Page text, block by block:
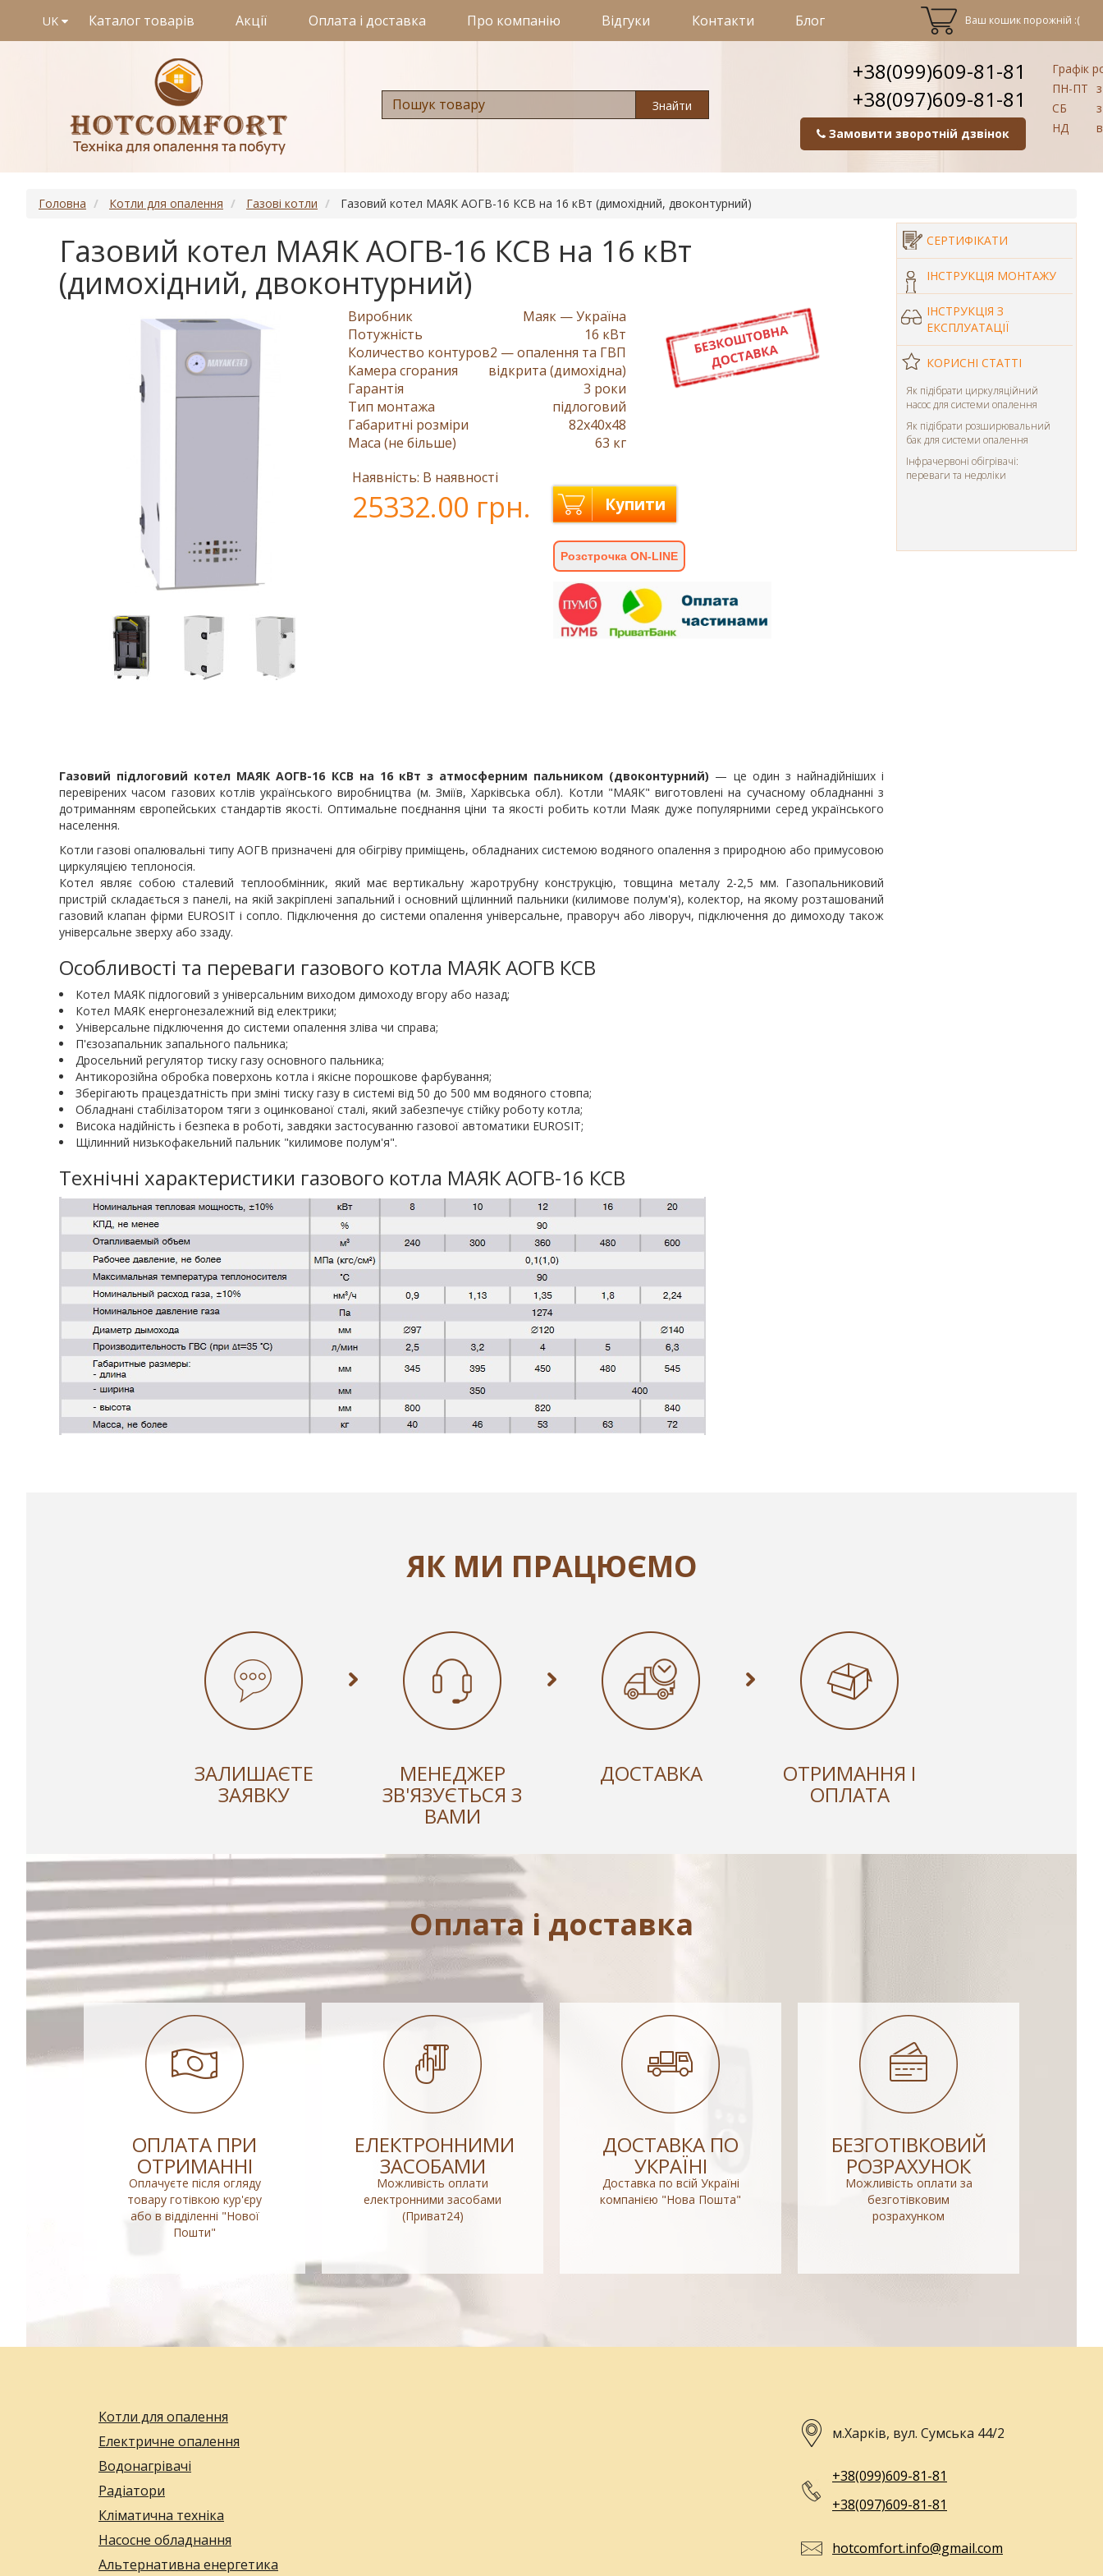
UK Каталог товарів Акції Оплата і доставка Про компанію Відгуки Контакти Блог Ваш кошик порожній :(
Знайти
+38(099)609-81-81
+38(097)609-81-81
Замовити зворотній дзвінок
Графік
ПН-ПТ
СБ
НД
Головна Котли для опалення Газові котли Газовий котел МАЯК АОГВ-16 КСВ на 16 кВт (димохідний, двоконтурний)
Газовий котел МАЯК АОГВ-16 КСВ на 16 кВт
(димохідний, двоконтурний)
Виробник
Маяк — Україна
Потужність
16 кВт
Количество контуров2 — опалення та ГВП
Камера сгорания
відкрита (димохідна)
Гарантія
3 роки
Тип монтажа
підлоговий
Габаритні розміри
82x40x48
Маса (не більше)
63 кг
Наявність: В наявності
25332.00 грн. Купити
Розстрочка ON-LINE
СЕРТИФІКАТИ
ІНСТРУКЦІЯ МОНТАЖУ
ІНСТРУКЦІЯ З
ЕКСПЛУАТАЦІЇ
КОРИСНІ СТАТТІ
Як підібрати циркуляційний
насос для системи опалення
Як підібрати розширювальний
бак для системи опалення
Інфрачервоні обігрівачі:
переваги та недоліки
Газовий підлоговий котел МАЯК АОГВ-16 КСВ на 16 кВт з атмосферним пальником (двоконтурний) — це один з найнадійніших і
перевірених часом газових котлів українського виробництва (м. Зміїв, Харківська обл). Котли "МАЯК" виготовлені на сучасному обладнанні з
дотриманням європейських стандартів якості. Оптимальне поєднання ціни та якості робить котли Маяк дуже популярними серед українського
населення.
Котли газові опалювальні типу АОГВ призначені для обігріву приміщень, обладнаних системою водяного опалення з природною або примусовою
циркуляцією теплоносія.
Котел являє собою сталевий теплообмінник, який має вертикальну жаротрубну конструкцію, товщина металу 2-2,5 мм. Газопальниковий
пристрій складається з панелі, на якій закріплені запальний і основний щілинний пальники (килимове полум'я), колектор, на якому розташований
газовий клапан фірми EUROSIT і сопло. Підключення до системи опалення універсальне, праворуч або ліворуч, підключення до димоходу також
універсальне зверху або ззаду.
Особливості та переваги газового котла МАЯК АОГВ КСВ
Котел МАЯК підлоговий з універсальним виходом димоходу вгору або назад;
Котел МАЯК енергонезалежний від електрики;
Універсальне підключення до системи опалення зліва чи справа;
П'єзозапальник запального пальника;
Дросельний регулятор тиску газу основного пальника;
Антикорозійна обробка поверхонь котла і якісне порошкове фарбування;
Зберігають працездатність при зміні тиску газу в системі від 50 до 500 мм водяного стовпа;
Обладнані стабілізатором тяги з оцинкованої сталі, який забезпечує стійку роботу котла;
Висока надійність і безпека в роботі, завдяки застосуванню газової автоматики EUROSIT;
Щілинний низькофакельний пальник "килимове полум'я".
Технічні характеристики газового котла МАЯК АОГВ-16 КСВ
ЯК МИ ПРАЦЮЄМО
ЗАЛИШАЄТЕ
ЗАЯВКУ
МЕНЕДЖЕР
ЗВ'ЯЗУЄТЬСЯ З
ВАМИ
ДОСТАВКА ОТРИМАННЯ І
ОПЛАТА
Оплата і доставка
ОПЛАТА ПРИ
ОТРИМАННІ
Оплачуєте після огляду
товару готівкою кур'єру
або в відділенні "Нової
Пошти"
ЕЛЕКТРОННИМИ
ЗАСОБАМИ
Можливість оплати
електронними засобами
(Приват24)
ДОСТАВКА ПО
УКРАЇНІ
Доставка по всій Україні
компанією "Нова Пошта"
БЕЗГОТІВКОВИЙ
РОЗРАХУНОК
Можливість оплати за
безготівковим
розрахунком
Котли для опалення
Електричне опалення
Водонагрівачі
Радіатори
Кліматична техніка
Насосне обладнання
Альтернативна енергетика
м.Харків, вул. Сумська 44/2
+38(099)609-81-81
+38(097)609-81-81
hotcomfort.info@gmail.com